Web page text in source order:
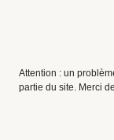
Attention : un
partie du site. Merci